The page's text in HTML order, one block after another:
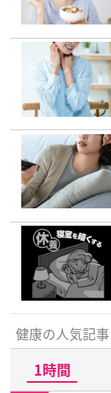
健康の人気記事
1時間